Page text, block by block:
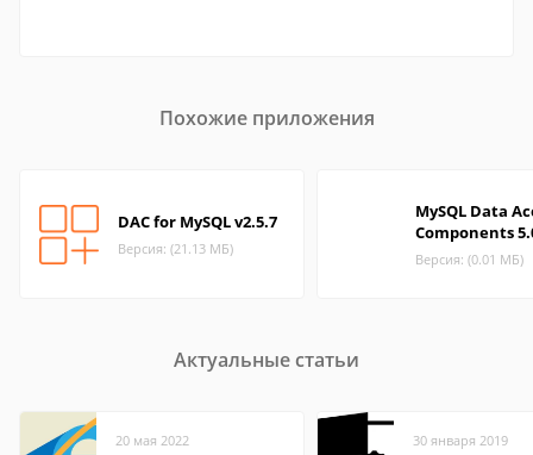
Похожие приложения
DAC for MySQL v2.5.7
Версия: (21.13 МБ)
MySQL Data
Components
Версия: (0.01 МБ)
Актуальные статьи
20 мая 2022 30 января 2019